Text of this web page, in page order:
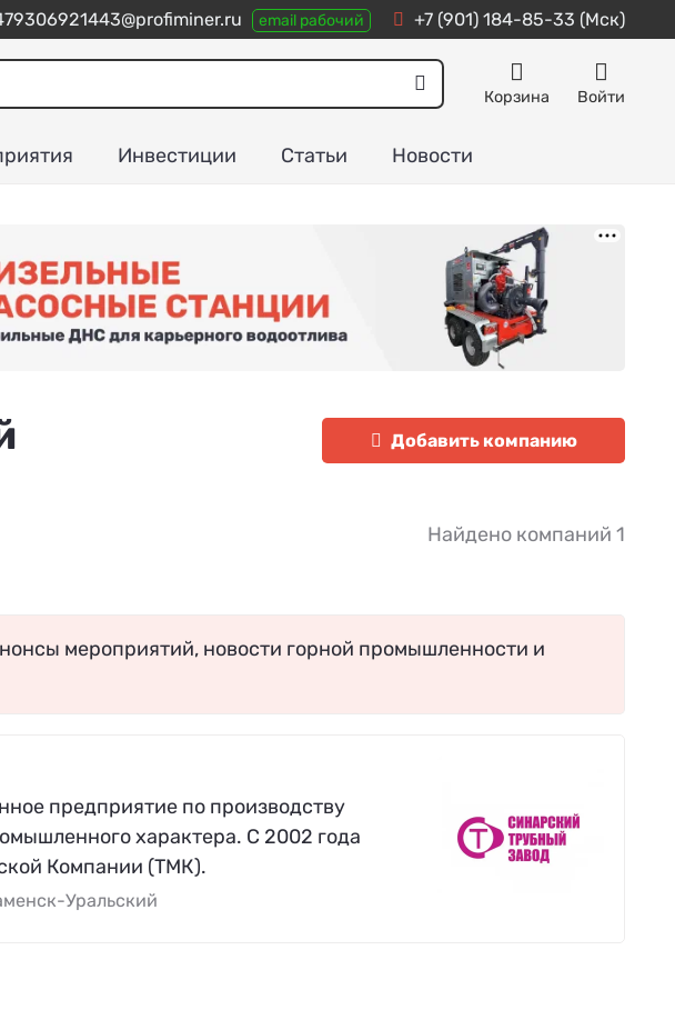
email рабочий +7 (901) 184-85-33 (Мск)
Корзина Войти
Инвестиции Статьи Новости
Добавить компанию
Найдено компаний 1
мероприятий, новости горной промышленности и
предприятие по производству
характера. С 2002 года
Компании (ТМК).
Уральский